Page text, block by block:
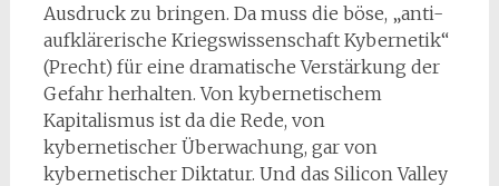
Ausdruck zu bringen. Da muss die böse, „anti-
aufklärerische Kriegswissenschaft Kybernetik“
(Precht) für eine dramatische Verstärkung der
Gefahr herhalten. Von kybernetischem
Kapitalismus ist da die Rede, von
kybernetischer Überwachung, gar von
kybernetischer Diktatur. Und das Silicon Valley